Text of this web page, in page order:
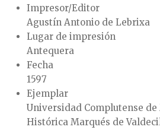
Impresor/Editor
Agustín Antonio de Lebrixa
Lugar de impresión
Antequera
Fecha
1597
Ejemplar
Universidad Complutense
Histórica Marqués de